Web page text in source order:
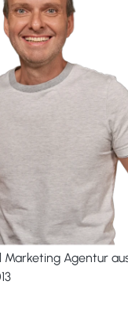
Agentur